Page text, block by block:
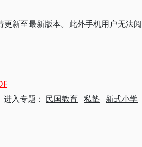
新至最新版本。此外手机用户无法阅
入专题： 民国教育 私塾 新式小学